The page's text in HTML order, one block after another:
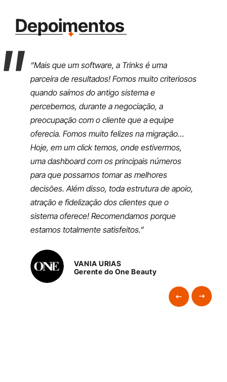
Depoimentos
“Mais que um software, a Trinks é uma
parceira de resultados! Fomos muito criteriosos
quando saímos do antigo sistema e
percebemos, durante a negociação, a
preocupação com o cliente que a equipe
oferecia. Fomos muito felizes na migração…
Hoje, em um click temos, onde estivermos,
uma dashboard com os principais números
para que possamos tomar as melhores
decisões. Além disso, toda estrutura de apoio,
atração e fidelização dos clientes que o
sistema oferece! Recomendamos porque
estamos totalmente satisfeitos.”
VANIA URIAS
Gerente do One Beauty